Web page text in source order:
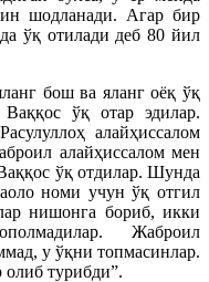
шодланади. Агар бир
ўқ отилади деб 80 йил
бош ва яланг оёқ ўқ
ўқ отар эдилар.
алайҳиссалом
алайҳиссалом мен
ўқ отдилар. Шунда
номи учун ўқ отгил
нишонга бориб, икки
Жаброил
у ўқни топмасинлар.
турибди”.